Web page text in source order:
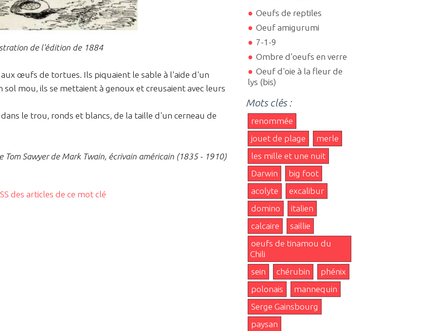
de l'édition de 1884
œufs de tortues. Ils piquaient le sable à l'aide d'un
mou, ils se mettaient à genoux et creusaient avec leurs
le trou, ronds et blancs, de la taille d'un cerneau de
Tom Sawyer de Mark Twain, écrivain américain (1835 - 1910)
des articles de ce mot clé
Oeufs de reptiles
Oeuf amigurumi
7-1-9
Ombre d'oeufs en verre
Oeuf d'oie à la fleur de
lys (bis)
Mots clés :
renommée
jouet de plage
merle
les mille et une nuit
Darwin
big foot
acolyte
excalibur
domino
italien
calcaire
saillie
oeufs de tinamou du
Chili
sein
chérubin
phénix
polonais
mannequin
Serge Gainsbourg
paysan